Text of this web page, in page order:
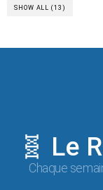
SHOW ALL (13)
🧬 Le
Chaque